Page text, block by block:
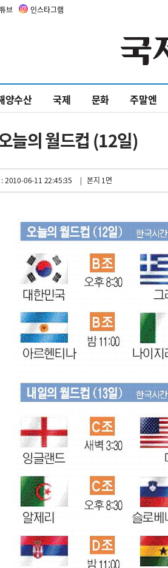
브 인스타그램
양수산 국제 문화 주말엔
늘의 월드컵 (12일)
2010-06-11 22:45:35 | 본지 1면